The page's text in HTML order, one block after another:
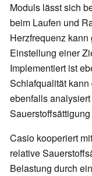
Moduls lässt sich
beim Laufen und
Herzfrequenz
Einstellung einer
Implementiert ist
Schlafqualität
ebenfalls
Casio kooperiert
relative
Belastung durch